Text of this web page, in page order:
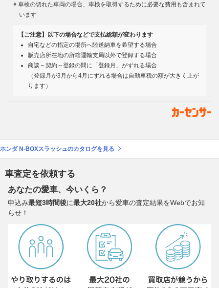
車検の切れた車両の場合、車検を取得するために必要な費用も含まれて
います
【ご注意】以下の場合などで支払総額が変わります
自宅などの指定の場所へ陸送納車を希望する場合
販売店所在地の所轄運輸支局以外で登録する場合
商談～契約～登録の間に「登録月」がずれる場合
（登録月が3月から4月にずれる場合は自動車税の額が大きく上が
ります）
ホンダ N-BOXスラッシュのカタログを見る
車査定を依頼する
あなたの愛車、今いくら？
申込み最短3時間後に最大20社から愛車の査定結果をWebでお知
らせ！